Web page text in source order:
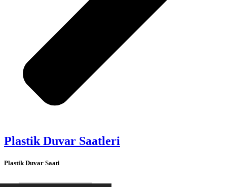
Plastik Duvar Saatleri
Plastik Duvar Saati